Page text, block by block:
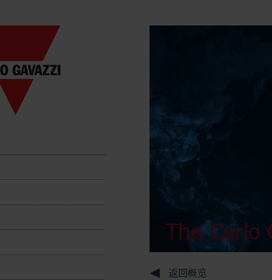
The Carlo
返回概览